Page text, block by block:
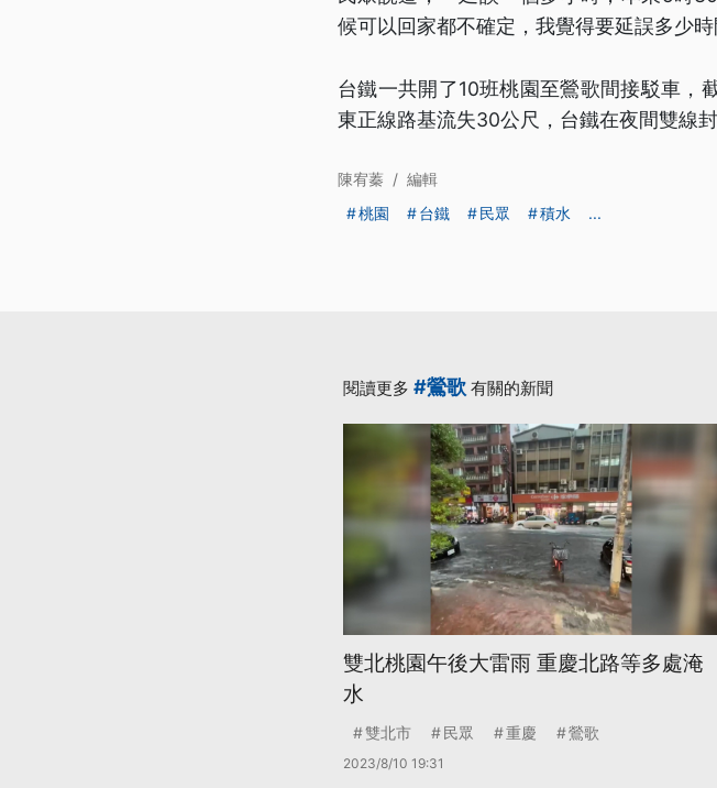
候可以回家都不確定，我覺得要延誤多少
台鐵一共開了10班桃園至鶯歌間接駁車，
東正線路基流失30公尺，台鐵在夜間雙線
陳宥蓁 / 編輯
桃園
台鐵 民眾 積水 ...
閱讀更多 #鶯歌 有關的新聞
雙北桃園午後大雷雨 重慶北路等多處淹
水
雙北市 民眾 重慶 鶯歌
2023/8/10 19:31